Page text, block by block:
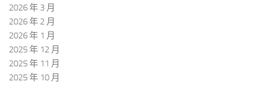
2026 年 3 月
2026 年 2 月
2026 年 1 月
2025 年 12 月
2025 年 11 月
2025 年 10 月